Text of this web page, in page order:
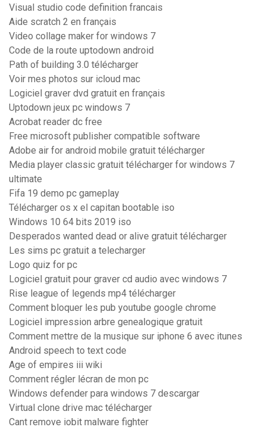
Visual studio code definition francais
Aide scratch 2 en français
Video collage maker for windows 7
Code de la route uptodown android
Path of building 3.0 télécharger
Voir mes photos sur icloud mac
Logiciel graver dvd gratuit en français
Uptodown jeux pc windows 7
Acrobat reader dc free
Free microsoft publisher compatible software
Adobe air for android mobile gratuit télécharger
Media player classic gratuit télécharger for windows 7
ultimate
Fifa 19 demo pc gameplay
Télécharger os x el capitan bootable iso
Windows 10 64 bits 2019 iso
Desperados wanted dead or alive gratuit télécharger
Les sims pc gratuit a telecharger
Logo quiz for pc
Logiciel gratuit pour graver cd audio avec windows 7
Rise league of legends mp4 télécharger
Comment bloquer les pub youtube google chrome
Logiciel impression arbre genealogique gratuit
Comment mettre de la musique sur iphone 6 avec itunes
Android speech to text code
Age of empires iii wiki
Comment régler lécran de mon pc
Windows defender para windows 7 descargar
Virtual clone drive mac télécharger
Cant remove iobit malware fighter